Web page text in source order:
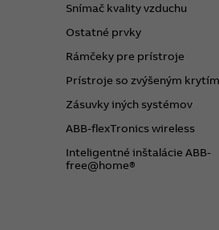
Snímač kvality vzduchu
Ostatné prvky
Rámčeky pre prístroje
Prístroje so zvýšeným krytím
Zásuvky iných systémov
ABB-flexTronics wireless
Inteligentné inštalácie ABB-
free@home®